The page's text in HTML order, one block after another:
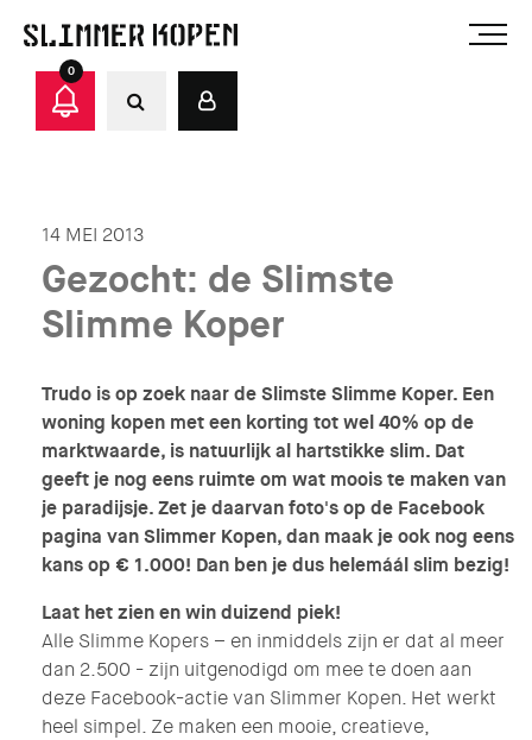
0
14 MEI 2013
Gezocht: de Slimste
Slimme Koper
Trudo is op zoek naar de Slimste Slimme Koper. Een
woning kopen met een korting tot wel 40% op de
marktwaarde, is natuurlijk al hartstikke slim. Dat
geeft je nog eens ruimte om wat moois te maken van
je paradijsje. Zet je daarvan foto's op de Facebook
pagina van Slimmer Kopen, dan maak je ook nog eens
kans op € 1.000! Dan ben je dus helemáál slim bezig!
Laat het zien en win duizend piek!
Alle Slimme Kopers – en inmiddels zijn er dat al meer
dan 2.500 - zijn uitgenodigd om mee te doen aan
deze Facebook-actie van Slimmer Kopen. Het werkt
heel simpel. Ze maken een mooie, creatieve,